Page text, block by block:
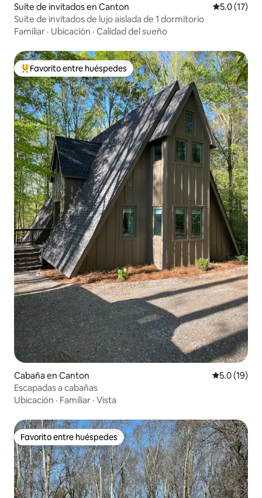
Suite de invitados en Canton Calificación
5.0 (17)
Suite de invitados de lujo aislada de 1 dormitorio
Familiar · Ubicación · Calidad del sueño
Favorito entre huéspedes preferido
Favorito entre huéspedes
Cabaña en Canton Calificación
5.0 (19)
Escapadas a cabañas
Ubicación · Familiar · Vista
Favorito entre huéspedes
Favorito entre huéspedes